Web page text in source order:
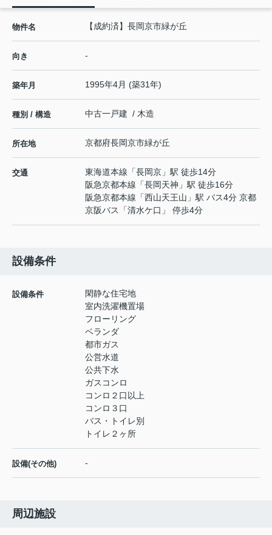
物件名 【成約済】長岡京市緑が丘
向き -
築年月 1995年4月 (築31年)
種別 / 構造 中古一戸建 / 木造
所在地 京都府長岡京市緑が丘
交通 東海道本線 「長岡京 」駅 徒歩14分
阪急京都本線 「長岡天神 」駅 徒歩16分
阪急京都本線 「西山天王山 」駅 バス4分 京都
京阪バス「清水ケ口」 停歩4分
設備条件
設備条件
閑静な住宅地
室内洗濯機置場
フローリング
ベランダ
都市ガス
公営水道
公共下水
ガスコンロ
コンロ２口以上
コンロ３口
バス・トイレ別
トイレ２ヶ所
設備(その他) -
周辺施設